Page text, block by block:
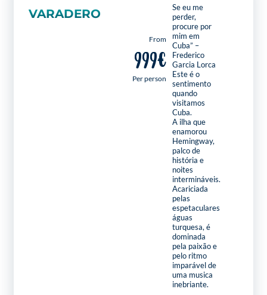
VARADERO
From
999€
Per person
Se eu me
perder,
procure por
mim em
Cuba” –
Frederico
Garcia Lorca
Este é o
sentimento
quando
visitamos
Cuba.
A ilha que
enamorou
Hemingway,
palco de
história e
noites
intermináveis.
Acariciada
pelas
espetaculares
águas
turquesa, é
dominada
pela paixão e
pelo ritmo
imparável de
uma musica
inebriante.